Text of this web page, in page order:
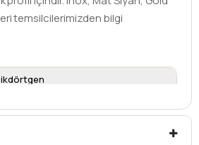
temsilcilerimizden bilgi